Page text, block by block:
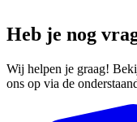
Heb je nog
Wij helpen je graag!
ons op via de